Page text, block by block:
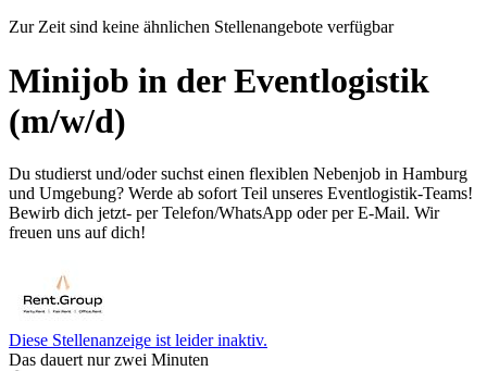
Zur Zeit sind keine ähnlichen Stellenangebote verfügbar
Minijob in der Eventlogistik
(m/w/d)
Du studierst und/oder suchst einen flexiblen Nebenjob in Hamburg
und Umgebung? Werde ab sofort Teil unseres Eventlogistik-Teams!
Bewirb dich jetzt- per Telefon/WhatsApp oder per E-Mail. Wir
freuen uns auf dich!
Diese Stellenanzeige ist leider inaktiv.
Das dauert nur zwei Minuten